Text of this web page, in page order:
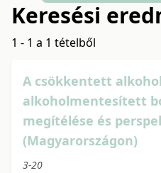
Keresési
1 - 1 a 1 tételből
A csökkentett
alkoholmentesített
megítélése és
(Magyarországon)
3-20